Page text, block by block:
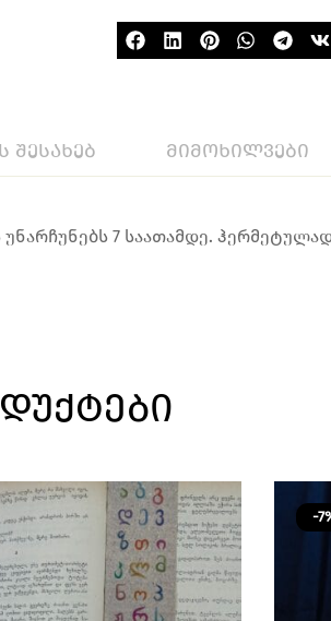
შესახებ მიმოხილვები
7 საათამდე.
-